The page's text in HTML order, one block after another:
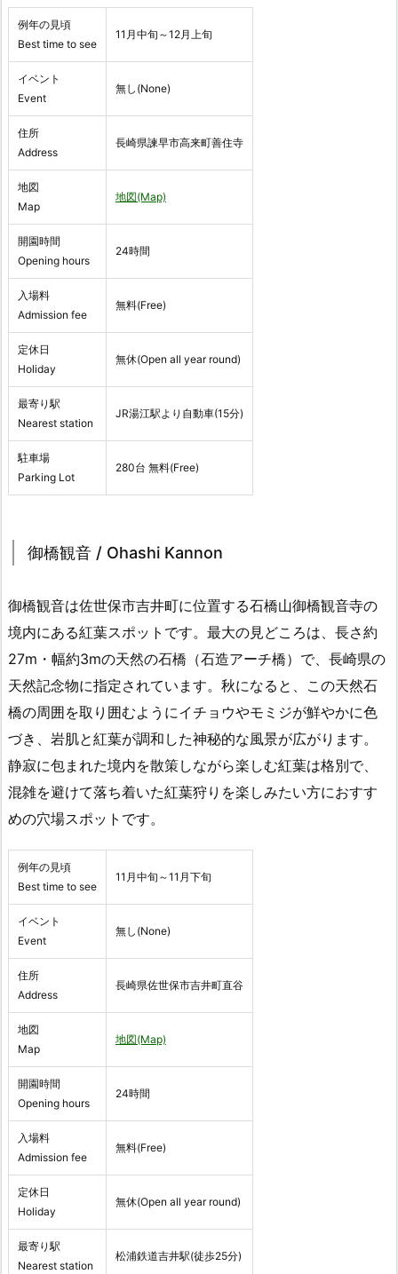
例年の見頃
Best time to see
11月中旬～12月上旬
イベント
Event
無し(None)
住所
Address
長崎県諫早市高来町善住寺
地図
Map
地図(Map)
開園時間
Opening hours
24時間
入場料
Admission fee
無料(Free)
定休日
Holiday
無休(Open all year round)
最寄り駅
Nearest station
JR湯江駅より自動車(15分)
駐車場
Parking Lot
280台 無料(Free)
御橋観音 / Ohashi Kannon
御橋観音は佐世保市吉井町に位置する石橋山御橋観音寺の
境内にある紅葉スポットです。最大の見どころは、長さ約
27m・幅約3mの天然の石橋（石造アーチ橋）で、長崎県の
天然記念物に指定されています。秋になると、この天然石
橋の周囲を取り囲むようにイチョウやモミジが鮮やかに色
づき、岩肌と紅葉が調和した神秘的な風景が広がります。
静寂に包まれた境内を散策しながら楽しむ紅葉は格別で、
混雑を避けて落ち着いた紅葉狩りを楽しみたい方におすす
めの穴場スポットです。
例年の見頃
Best time to see
11月中旬～11月下旬
イベント
Event
無し(None)
住所
Address
長崎県佐世保市吉井町直谷
地図
Map
地図(Map)
開園時間
Opening hours
24時間
入場料
Admission fee
無料(Free)
定休日
Holiday
無休(Open all year round)
最寄り駅
Nearest station
松浦鉄道吉井駅(徒歩25分)